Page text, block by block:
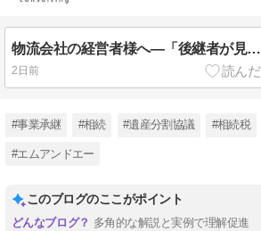
物流会社の経営者様へ―「後継者が見つからない」不安を減らすために
2日前
#事業承継 #相続 #遺産分割協議 #相続税
#エムアンドエー
このブログのここがポイント
多角的な解説と実例で理解促進